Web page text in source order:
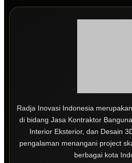
Radja Inovasi Indonesia
di bidang Jasa Kontraktor
Interior Eksterior, dan Desain
pengalaman menangani project
berbagai kota